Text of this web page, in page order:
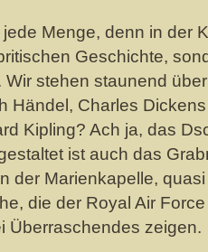
Menge, denn in der
Geschichte,
Wir stehen staunend
Händel, Charles
Kipling? Ach ja, das
ist auch das
der Marienkapelle,
die der Royal Air
Überraschendes zeigen.